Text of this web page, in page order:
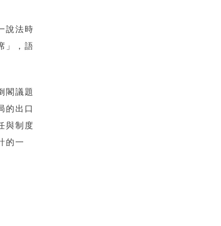
說法時
」，語
閣議題
的出口
與制度
的一